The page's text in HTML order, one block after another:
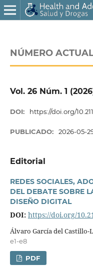
NÚMERO
Vol. 26 Núm. 1
DOI: https://doi.org/
PUBLICADO: 2026-05-
Editorial
REDES SOCIALES,
DEL DEBATE SOBRE
DISEÑO DIGITAL
DOI: https://doi.org/
Álvaro Garcí­a del Castillo-
e1-e8
PDF